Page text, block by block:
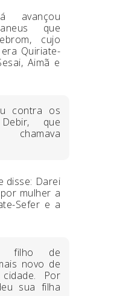
avançou
que
cujo
Quiriate-
Aimã e
contra os
que
chamava
disse: Darei
mulher a
Sefer e a
filho de
novo de
Por
sua filha